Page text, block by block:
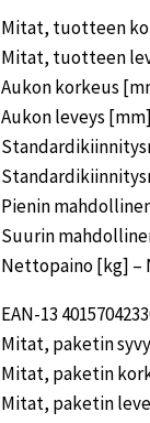
Mitat, tuotteen
Mitat, tuotteen
Aukon korkeus
Aukon leveys
Pienin
Suurin
Nettopaino [kg] –
EAN-13
Mitat, paketin
Mitat, paketin
Mitat, paketin